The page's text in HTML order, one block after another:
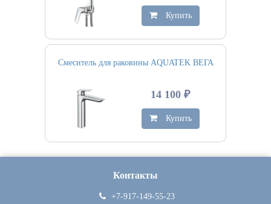
Купить
Смеситель для раковины AQUATEK ВЕГА
14 100 ₽
Купить
Контакты
+7-917-149-55-23